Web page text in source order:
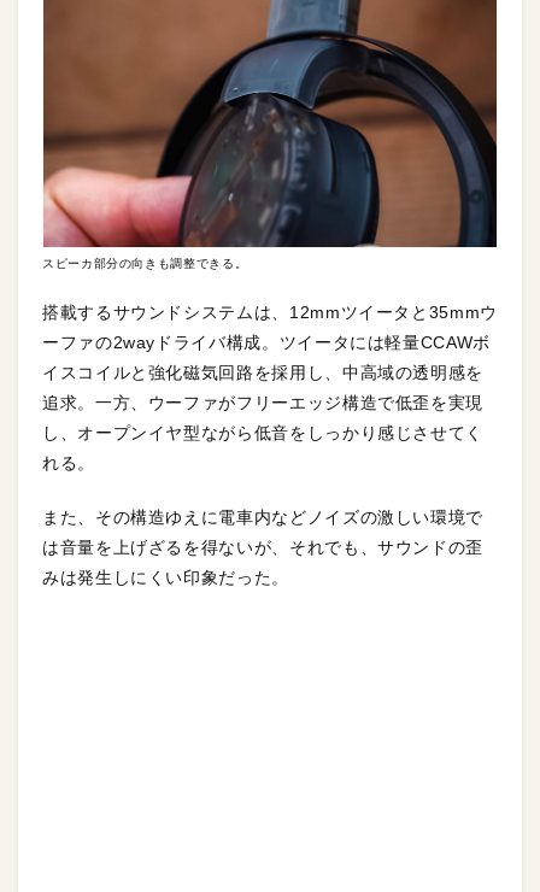
スピーカ部分の向きも調整できる。
搭載するサウンドシステムは、12mmツイータと35mmウ
ーファの2wayドライバ構成。ツイータには軽量CCAWボ
イスコイルと強化磁気回路を採用し、中高域の透明感を
追求。一方、ウーファがフリーエッジ構造で低歪を実現
し、オープンイヤ型ながら低音をしっかり感じさせてく
れる。
また、その構造ゆえに電車内などノイズの激しい環境で
は音量を上げざるを得ないが、それでも、サウンドの歪
みは発生しにくい印象だった。